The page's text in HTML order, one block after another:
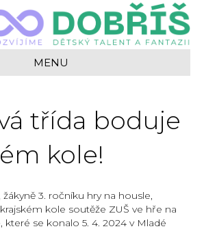
MENU
třída boduje
kole!
žákyně 3. ročníku hry na housle,
kole soutěže ZUŠ ve hře na
které se konalo 5. 4. 2024 v Mladé